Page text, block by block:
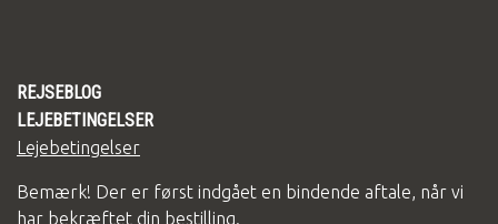
REJSEBLOG
LEJEBETINGELSER
Lejebetingelser
Bemærk! Der er først indgået en bindende aftale, når vi
har bekræftet din bestilling.